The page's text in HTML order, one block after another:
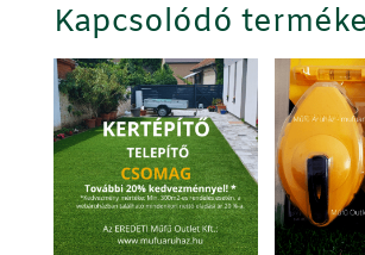
14.990 FT.7.990 FT.
Kapcsolódó